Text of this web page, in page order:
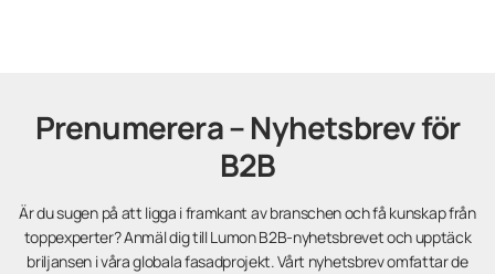
Prenumerera – Nyhetsbrev för
B2B
Är du sugen på att ligga i framkant av branschen och få kunskap från
toppexperter? Anmäl dig till Lumon B2B-nyhetsbrevet och upptäck
briljansen i våra globala fasadprojekt. Vårt nyhetsbrev omfattar de